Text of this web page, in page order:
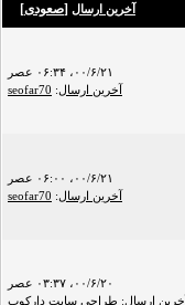
آخرین ارسال [صعودی]
۰۰/۶/۲۱، ۰۶:۳۴ عصر
آخرین ارسال:
seofar70
۰۰/۶/۲۱، ۰۶:۰۰ عصر
آخرین ارسال:
seofar70
۰۰/۶/۲۰، ۰۳:۳۷ عصر
آخرین ارسال: طراحی سایت دارکوب